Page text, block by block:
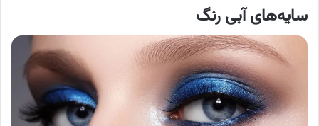
سایه‌های آبی رنگ